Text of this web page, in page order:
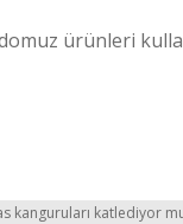
ürünleri
kanguruları katlediyor